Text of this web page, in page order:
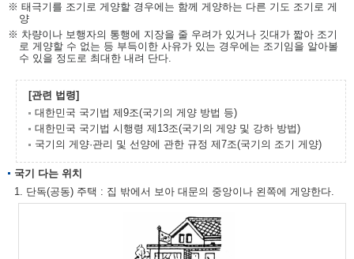
※ 태극기를 조기로 게양할 경우에는 함께 게양하는 다른 기도 조기로 게
양
※ 차량이나 보행자의 통행에 지장을 줄 우려가 있거나 깃대가 짧아 조기
로 게양할 수 없는 등 부득이한 사유가 있는 경우에는 조기임을 알아볼
수 있을 정도로 최대한 내려 단다.
[관련 법령]
대한민국 국기법 제9조(국기의 게양 방법 등)
대한민국 국기법 시행령 제13조(국기의 게양 및 강하 방법)
국기의 게양·관리 및 선양에 관한 규정 제7조(국기의 조기 게양)
국기 다는 위치
1. 단독(공동) 주택 : 집 밖에서 보아 대문의 중앙이나 왼쪽에 게양한다.